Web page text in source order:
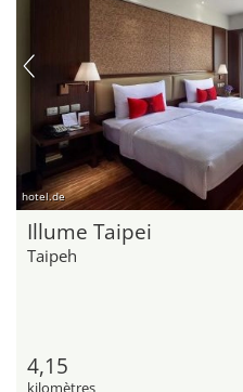
hotel.de
Illume Taipei
Taipeh
4,15